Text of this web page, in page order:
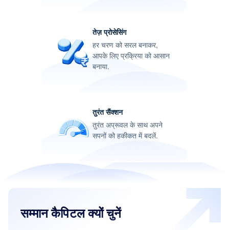
तेज़ प्रोसेसिंग
हर चरण को सरल बनाकर,
आपके लिए प्रक्रिया को आसान
बनाया.
तुरंत सैंक्शन
तुरंत अप्रूवल के साथ अपने
सपनों को हकीकत में बदलें.
सम्मान कैपिटल क्यों चुनें